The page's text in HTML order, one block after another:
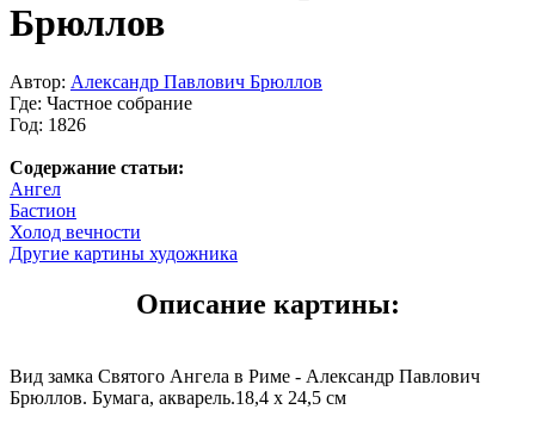
Брюллов
Автор: Александр Павлович Брюллов
Где: Частное собрание
Год: 1826
Содержание статьи:
Ангел
Бастион
Холод вечности
Другие картины художника
Описание картины:
Вид замка Святого Ангела в Риме - Александр Павлович
Брюллов. Бумага, акварель.18,4 x 24,5 см